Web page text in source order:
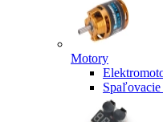
Motory